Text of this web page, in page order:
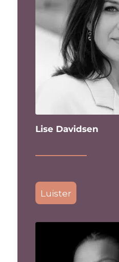
Lise Davidsen
Luister